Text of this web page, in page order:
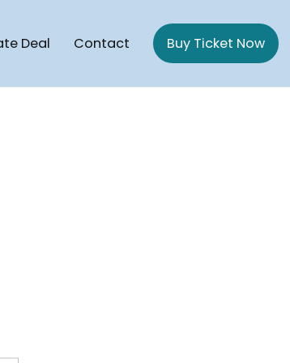
Beach To saint Martin Cruise ship
Deal Contact Buy Ticket Now